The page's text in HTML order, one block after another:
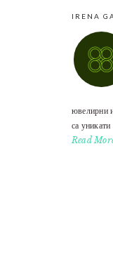
IRENA
ювелирни
са
Read